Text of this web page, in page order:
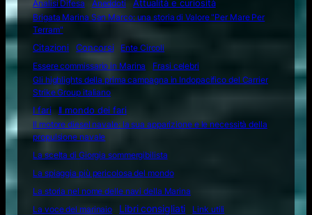
Analisi Difesa
Aneddoti Attualità e curiosità
Brigata Marina San Marco: una storia di Valore "Per Mare Per
Terram"
Citazioni
Concorsi
Ente Circoli
Essere commissario in Marina
Frasi celebri
Gli highlights della prima campagna in Indopacifico del Carrier
Strike Group italiano
I fari
Il mondo dei fari
Il motore diesel navale: la sua apparizione e le necessità della
propulsione navale
La scelta di Giorgia sommergibilista
La spiaggia più pericolosa del mondo
La storia nel nome delle navi della Marina
La voce del marinaio
Libri consigliati Link utili